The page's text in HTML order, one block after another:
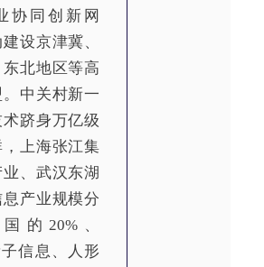
协同创新网
设京津冀、
北地区等高
中关村新一
跻身万亿级
上海张江集
、武汉东湖
产业规模分
的20%、
信息、人形